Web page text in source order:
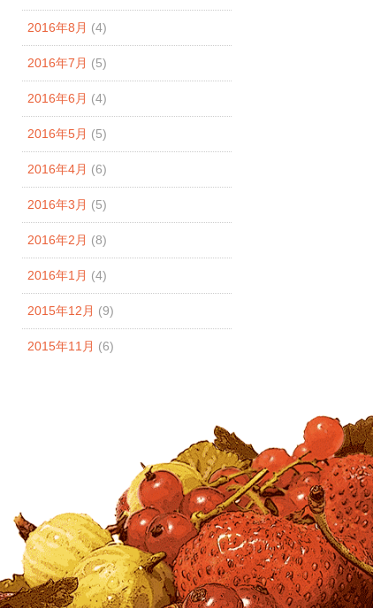
2016年8月 (4)
2016年7月 (5)
2016年6月 (4)
2016年5月 (5)
2016年4月 (6)
2016年3月 (5)
2016年2月 (8)
2016年1月 (4)
2015年12月 (9)
2015年11月 (6)